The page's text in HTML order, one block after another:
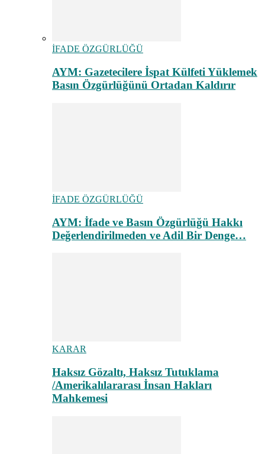
İFADE ÖZGÜRLÜĞÜ
AYM: Gazetecilere İspat Külfeti Yüklemek
Basın Özgürlüğünü Ortadan Kaldırır
İFADE ÖZGÜRLÜĞÜ
AYM: İfade ve Basın Özgürlüğü Hakkı
Değerlendirilmeden ve Adil Bir Denge…
KARAR
Haksız Gözaltı, Haksız Tutuklama
/Amerikalılararası İnsan Hakları
Mahkemesi